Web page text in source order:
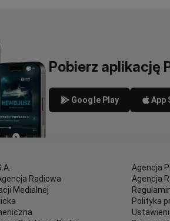
Pobierz aplikację
Google Play App
Radiowa
Medialnej
Agencja
Agencja
Polityka